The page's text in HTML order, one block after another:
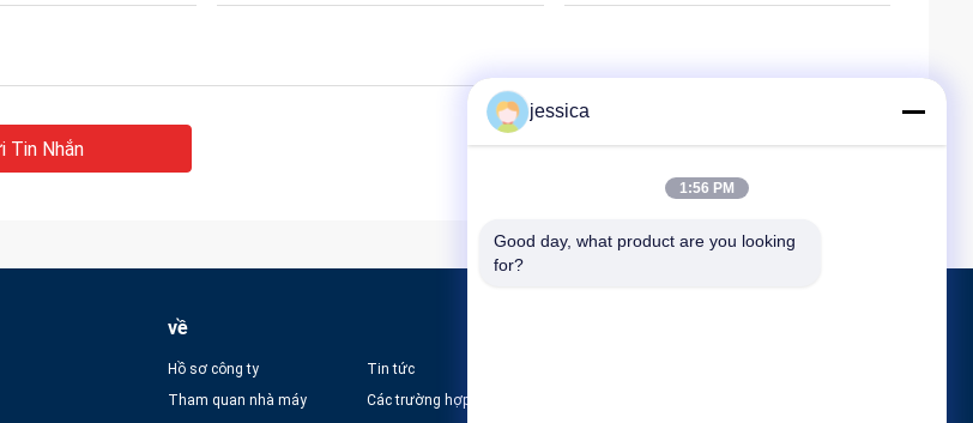
Tin Nhắn
về
Hồ sơ công ty
Tham quan nhà máy
Tin tức
Các trường hợp
jessica
1:56 PM
Good day, what product are you looking
for?